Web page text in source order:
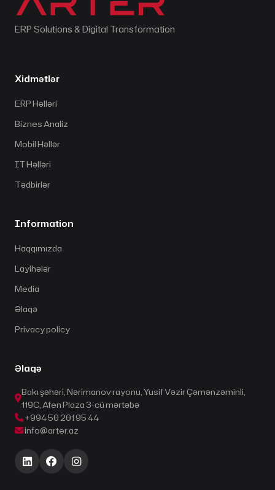
ERP Solutions & Digital Transformation
Xidmətlər
ERP Həlləri
Biznes Analiz
Mobil Həllər
IT Həlləri
Tədbirlər
Information
Haqqımızda
Layihələr
Media
Əlaqə
Privacy policy
Əlaqə
Bakı şəhəri, Nərimanov rayonu, Yusif Vəzir Çəmənzəminli,
119C, Afen Plaza 3-cü mərtəbə
+994 50 201 95 44
info@arter.az